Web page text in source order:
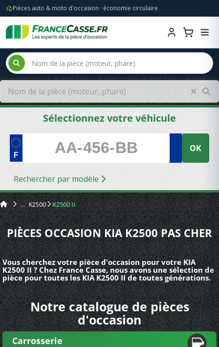
Pièces auto & moto d'occasion · économie circulaire
Sélectionnez votre véhicule
OK
Rechercher par modèle
K2500 K2500 II
PIÈCES OCCASION KIA K2500 PAS CHER
Vous cherchez votre pièce d'occasion pour votre KIA
K2500 II ? Chez France Casse, nous avons une sélection de
pièce pour toutes les KIA K2500 II de toutes générations.
Notre catalogue de pièces
d'occasion
Carrosserie